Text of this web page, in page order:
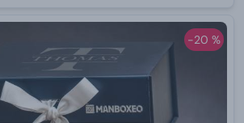
-20 %